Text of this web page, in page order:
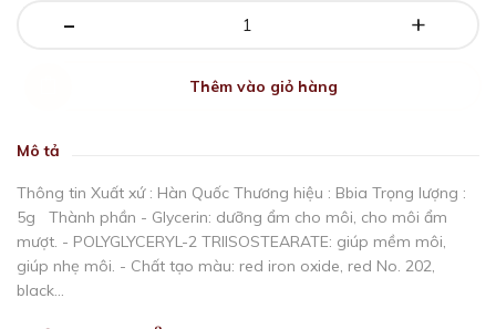
- +
Thêm vào giỏ hàng
Mô tả
Thông tin Xuất xứ : Hàn Quốc Thương hiệu : Bbia Trọng lượng :
5g Thành phần - Glycerin: dưỡng ẩm cho môi, cho môi ẩm
mượt. - POLYGLYCERYL-2 TRIISOSTEARATE: giúp mềm môi,
giúp nhẹ môi. - Chất tạo màu: red iron oxide, red No. 202,
black...